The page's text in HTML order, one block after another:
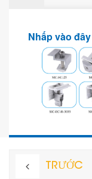
Nhấp vào
TRƯỚC